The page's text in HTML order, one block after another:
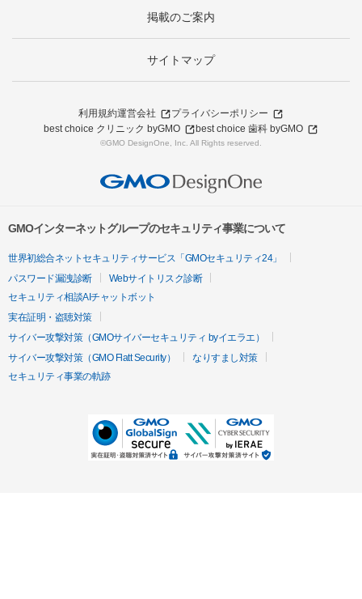
掲載のご案内
サイトマップ
利用規約運営会社
プライバシーポリシー
best choice クリニック byGMO
best choice 歯科 byGMO
©GMO DesignOne, Inc. All Rights reserved.
GMOインターネットグループのセキュリティ事業について
世界初総合ネットセキュリティサービス「GMOセキュリティ24」
パスワード漏洩診断
Webサイトリスク診断
セキュリティ相談AIチャットボット
実在証明・盗聴対策
サイバー攻撃対策（GMOサイバーセキュリティ byイエラエ）
サイバー攻撃対策（GMO Flatt Security）
なりすまし対策
セキュリティ事業の軌跡